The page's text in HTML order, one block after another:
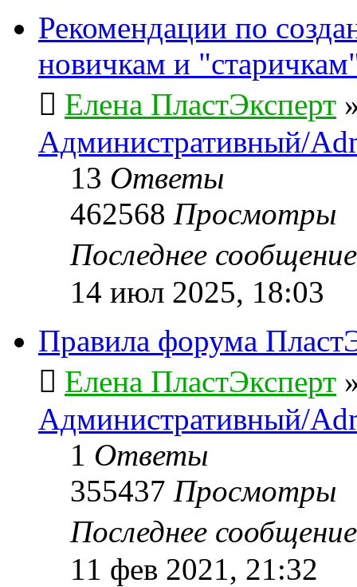
Рекомендации по
новичкам и
Елена ПластЭксперт
Административный/
13 Ответы
462568 Просмотры
Последнее
14 июл 2025, 18:03
Правила форума
Елена ПластЭксперт
Административный/
1 Ответы
355437 Просмотры
Последнее
11 фев 2021, 21:32